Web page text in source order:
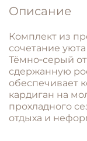
Описание
Комплект из
сочетание
Тёмно‑серый
сдержанную
обеспечивает
кардиган на
прохладного
отдыха и